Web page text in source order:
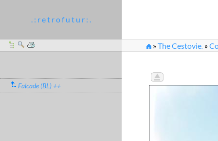
. : r e t r o f u t u r : .
»The Cestovie »
Falcade (BL) ++